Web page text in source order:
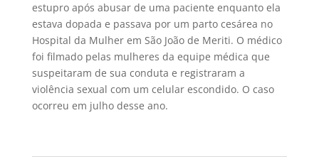
estupro após abusar de uma paciente enquanto ela
estava dopada e passava por um parto cesárea no
Hospital da Mulher em São João de Meriti. O médico
foi filmado pelas mulheres da equipe médica que
suspeitaram de sua conduta e registraram a
violência sexual com um celular escondido. O caso
ocorreu em julho desse ano.